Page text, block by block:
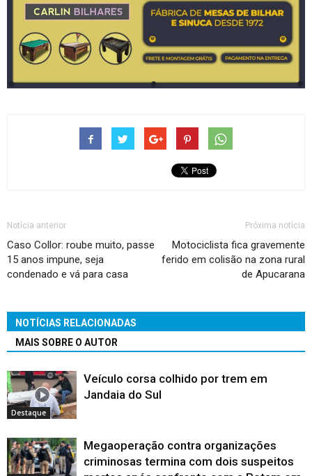
Notícia anterior
Caso Collor: roube muito, passe
15 anos impune, seja
condenado e vá para casa
Próxima notícia
Motociclista fica gravemente
ferido em colisão na zona rural
de Apucarana
NOTÍCIAS RELACIONADAS
MAIS SOBRE O AUTOR
Destaque
Veículo corsa colhido por trem em
Jandaia do Sul
Megaoperação contra organizações
criminosas termina com dois suspeitos